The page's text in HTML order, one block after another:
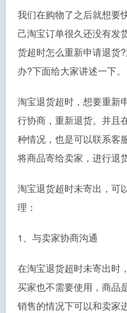
我们在购物了之后就想要
己淘宝订单很久还没有发
货超时怎么重新申请退货?
办?下面给大家讲述一下。
淘宝退货超时，想要重新
行协商，重新退货。并且
种情况，也是可以联系客
将商品寄给卖家，进行退
淘宝退货超时未寄出，可
理：
1、与卖家协商沟通
在淘宝退货超时未寄出时
买家也不需要使用，商品
销售的情况下可以和卖家